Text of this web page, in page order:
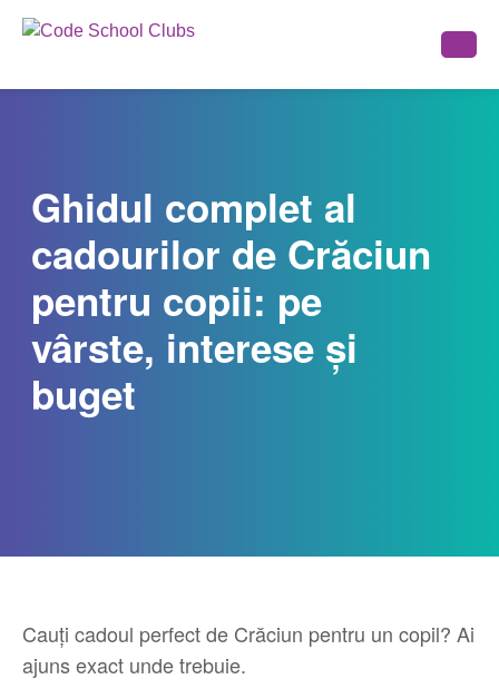
Ghidul complet al
cadourilor de Crăciun
pentru copii: pe
vârste, interese și
buget
Cauți cadoul perfect de Crăciun pentru un copil? Ai
ajuns exact unde trebuie.